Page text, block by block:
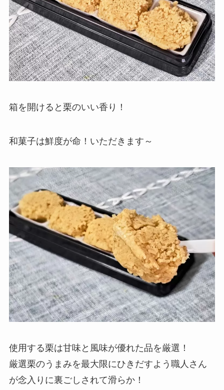
箱を開けると栗のいい香り！
和菓子は鮮度が命！いただきます～
使用する栗は甘味と風味が優れた品を厳選！
厳選栗のうまみを最大限にひきだすよう職人さん
が念入りに裏ごしされて滑らか！